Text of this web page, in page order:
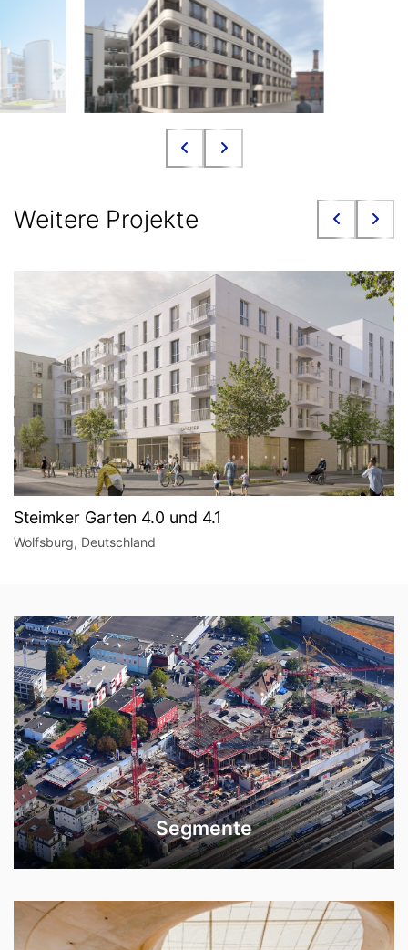
Weitere Projekte
Steimker Garten 4.0 und 4.1
Wolfsburg, Deutschland
Segmente